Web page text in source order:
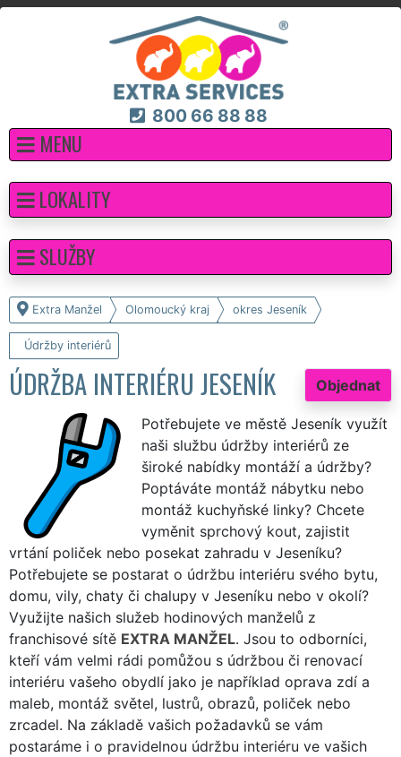
800 66 88 88
MENU
Extra Manžel Olomoucký kraj okres Jeseník
Údržby interiérů
Objednat
ÚDRŽBA INTERIÉRU JESENÍK
Potřebujete ve městě Jeseník využít
naši službu údržby interiérů ze
široké nabídky montáží a údržby?
Poptáváte montáž nábytku nebo
montáž kuchyňské linky? Chcete
vyměnit sprchový kout, zajistit
vrtání poliček nebo posekat zahradu v Jeseníku?
Potřebujete se postarat o údržbu interiéru svého bytu,
domu, vily, chaty či chalupy v Jeseníku nebo v okolí?
Využijte našich služeb hodinových manželů z
franchisové sítě EXTRA MANŽEL. Jsou to odborníci,
kteří vám velmi rádi pomůžou s údržbou či renovací
interiéru vašeho obydlí jako je například oprava zdí a
maleb, montáž světel, lustrů, obrazů, poliček nebo
zrcadel. Na základě vašich požadavků se vám
postaráme i o pravidelnou údržbu interiéru ve vašich
LOKALITY
SLUŽBY